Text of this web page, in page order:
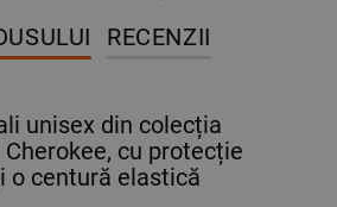
RECENZII
unisex din colecția
Cherokee, cu protecție
o centură elastică